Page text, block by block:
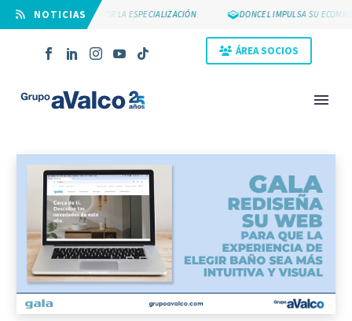
⠀NOTICIAS
SUYCAL 2000 APUESTA POR LA ESPECIALIZACIÓN DONCEL IMPULSA SU
ÁREA SOCIOS